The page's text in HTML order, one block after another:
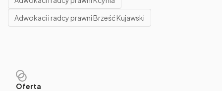
Adwokaci i radcy prawni Brześć Kujawski
Oferta